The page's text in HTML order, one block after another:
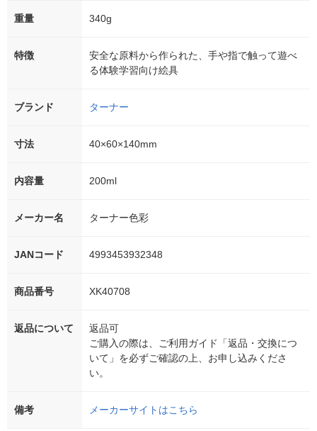
重量 340g
特徴
安全な原料から作られた、手や指で触って遊べ
る体験学習向け絵具
ブランド ターナー
寸法 40×60×140mm
内容量 200ml
メーカー名 ターナー色彩
JANコード 4993453932348
商品番号 XK40708
返品について
返品可
ご購入の際は、ご利用ガイド「返品・交換につ
いて」を必ずご確認の上、お申し込みくださ
い。
備考 メーカーサイトはこちら